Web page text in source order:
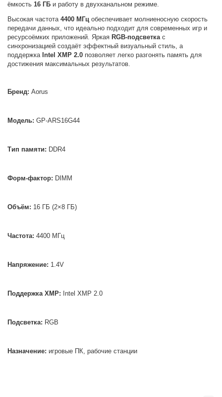
ёмкость16 ГБ и работу в двухканальном режиме.
Высокая частота4400 МГц обеспечивает молниеносную скорость
передачи данных, что идеально подходит для современных игр и
ресурсоёмких приложений. Яркая RGB-подсветкас
синхронизацией создаёт эффектный визуальный стиль, а
поддержка Intel XMP 2.0 позволяет легко разгонять память для
достижения максимальных результатов.
Бренд: Aorus
Модель: GP-ARS16G44
Тип памяти: DDR4
Форм-фактор: DIMM
Объём: 16 ГБ (2×8 ГБ)
Частота: 4400 МГц
Напряжение: 1.4V
Поддержка XMP: Intel XMP 2.0
Подсветка: RGB
Назначение: игровые ПК, рабочие станции